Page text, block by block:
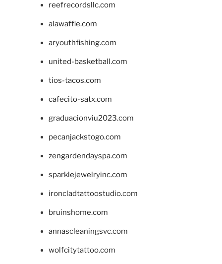
reefrecordsllc.com
alawaffle.com
aryouthfishing.com
united-basketball.com
tios-tacos.com
cafecito-satx.com
graduacionviu2023.com
pecanjackstogo.com
zengardendayspa.com
sparklejewelryinc.com
ironcladtattoostudio.com
bruinshome.com
annascleaningsvc.com
wolfcitytattoo.com